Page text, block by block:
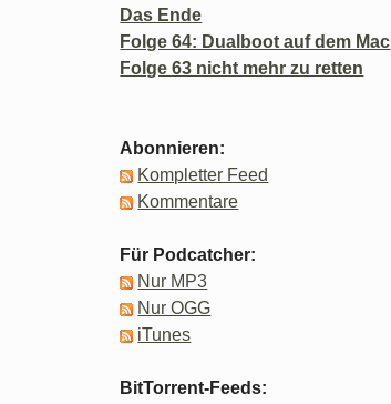
Das Ende
Folge 64: Dualboot auf dem Mac
Folge 63 nicht mehr zu retten
Abonnieren:
Kompletter Feed
Kommentare
Für Podcatcher:
Nur MP3
Nur OGG
iTunes
BitTorrent-Feeds: